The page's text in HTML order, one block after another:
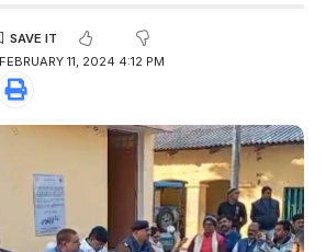
11, 2024 4:12 PM